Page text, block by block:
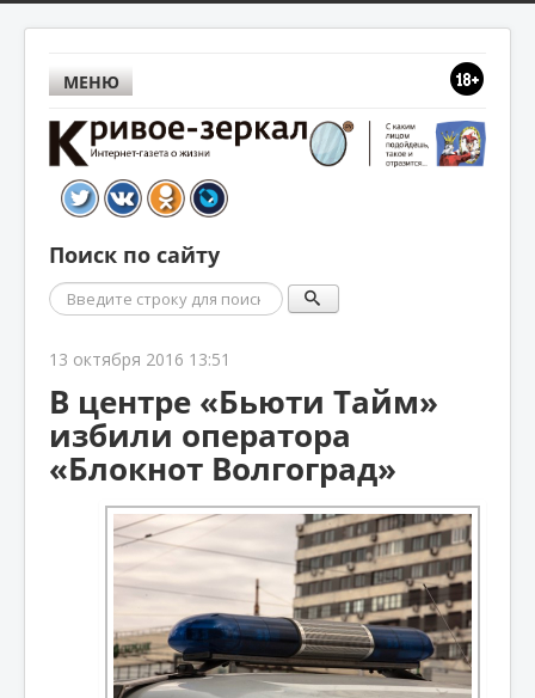
МЕНЮ
Поиск по сайту
Поиск
13 октября 2016 13:51
В центре «Бьюти Тайм»
избили оператора
«Блокнот Волгоград»